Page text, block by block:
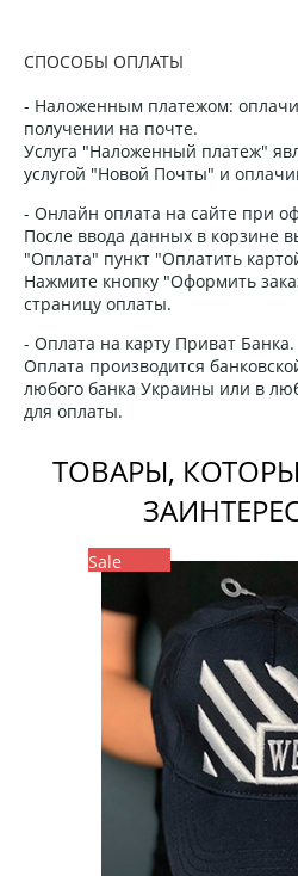
СПОСОБЫ ОПЛАТЫ
- Наложенным платежом:
получении на почте.
Услуга "Наложенный платеж"
услугой "Новой Почты" и
- Онлайн оплата на сайте при
После ввода данных в корзине
"Оплата" пункт "Оплатить
Нажмите кнопку "Оформить
страницу оплаты.
- Оплата на карту Приват Банка.
Оплата производится
любого банка Украины или в
для оплаты.
ТОВАРЫ,
Sale